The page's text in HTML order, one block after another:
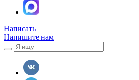
Написать
Напишите нам